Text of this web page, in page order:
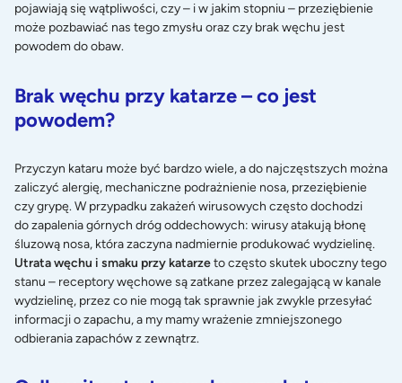
pojawiają się wątpliwości, czy – i w jakim stopniu – przeziębienie
może pozbawiać nas tego zmysłu oraz czy brak węchu jest
powodem do obaw.
Brak węchu przy katarze – co jest
powodem?
Przyczyn kataru może być bardzo wiele, a do najczęstszych można
zaliczyć alergię, mechaniczne podrażnienie nosa, przeziębienie
czy grypę. W przypadku zakażeń wirusowych często dochodzi
do zapalenia górnych dróg oddechowych: wirusy atakują błonę
śluzową nosa, która zaczyna nadmiernie produkować wydzielinę.
Utrata węchu i smaku przy katarzeto często skutek uboczny tego
stanu – receptory węchowe są zatkane przez zalegającą w kanale
wydzielinę, przez co nie mogą tak sprawnie jak zwykle przesyłać
informacji o zapachu, a my mamy wrażenie zmniejszonego
odbierania zapachów z zewnątrz.